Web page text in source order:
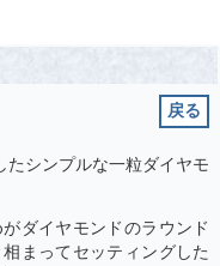
戻る
たシンプルな一粒ダイヤモ
ダイヤモンドのラウンド
まってセッティングした